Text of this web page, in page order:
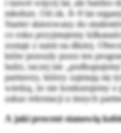
i nawet więcej lat, ale bardzo
młodsze. Od ok. 8–9 lat
Starter skierowany do
co roku przyjmujemy
zostaje z nami na dłużej.
które przeszły przez ten
ludzi, raczej nie
partnerzy, którzy zajmują się
wiedzą, że nie konkurujemy
zakaz rekrutacji u innych
A jaki procent stanowią